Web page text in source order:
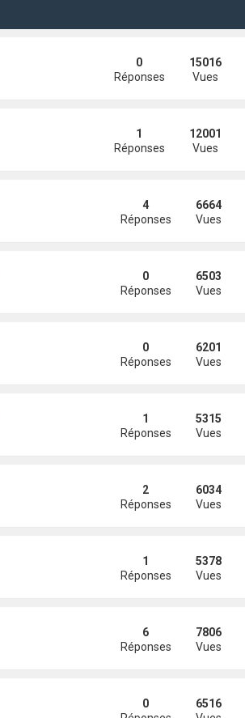
0
Réponses
15016
Vues
1
Réponses
12001
Vues
4
Réponses
6664
Vues
0
Réponses
6503
Vues
0
Réponses
6201
Vues
1
Réponses
5315
Vues
2
Réponses
6034
Vues
1
Réponses
5378
Vues
6
Réponses
7806
Vues
0
6516